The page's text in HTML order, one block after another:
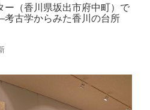
ー（香川県坂出市府中町）で
古学からみた香川の台所